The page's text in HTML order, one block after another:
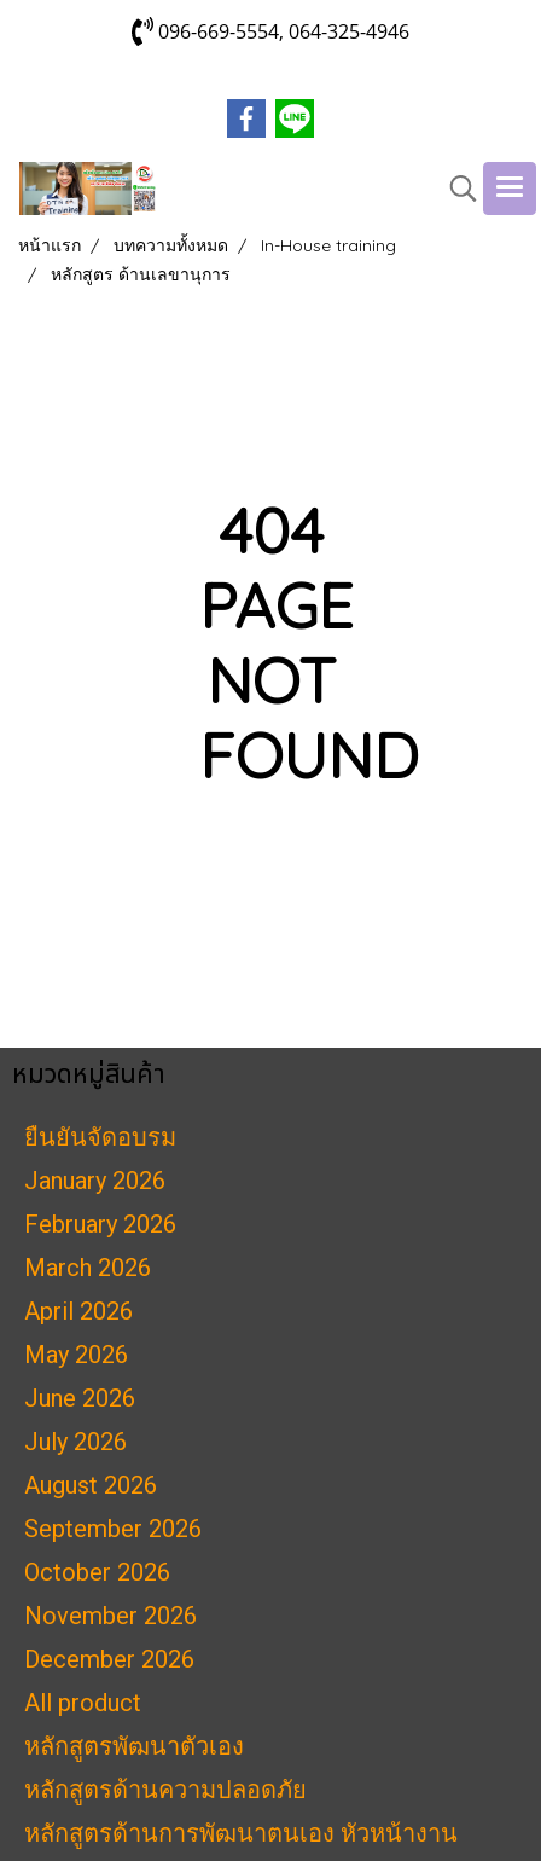
096-669-5554, 064-325-4946
หน้าแรก บทความทั้งหมด
In-House training
หลักสูตร ด้านเลขานุการ
404
PAGE
NOT
FOUND
หมวดหมู่สินค้า
ยืนยันจัดอบรม
January 2026
February 2026
March 2026
April 2026
May 2026
June 2026
July 2026
August 2026
September 2026
October 2026
November 2026
December 2026
All product
หลักสูตรพัฒนาตัวเอง
หลักสูตรด้านความปลอดภัย
หลักสูตรด้านการพัฒนาตนเอง หัวหน้างาน